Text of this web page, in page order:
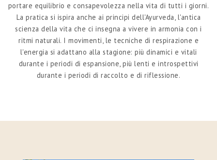
portare equilibrio e consapevolezza nella vita di tutti i giorni.
La pratica si ispira anche ai principi dell'Ayurveda, l'antica
scienza della vita che ci insegna a vivere in armonia con i
ritmi naturali. I movimenti, le tecniche di respirazione e
l'energia si adattano alla stagione: più dinamici e vitali
durante i periodi di espansione, più lenti e introspettivi
durante i periodi di raccolto e di riflessione.